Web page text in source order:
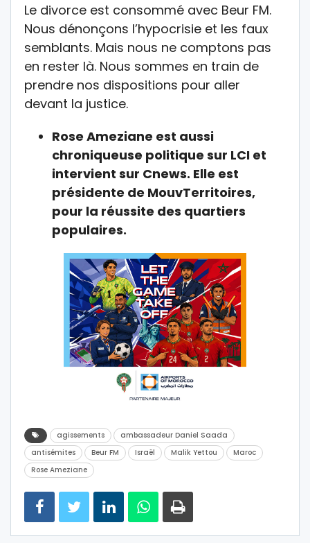
Le divorce est consommé avec Beur FM.
Nous dénonçons l’hypocrisie et les faux
semblants. Mais nous ne comptons pas
en rester là. Nous sommes en train de
prendre nos dispositions pour aller
devant la justice.
Rose Ameziane est aussi
chroniqueuse politique sur LCI et
intervient sur Cnews. Elle est
présidente de MouvTerritoires,
pour la réussite des quartiers
populaires.
agissements
ambassadeur Daniel Saada
antisémites
Beur FM Israël Malik Yettou
Maroc
Rose Ameziane